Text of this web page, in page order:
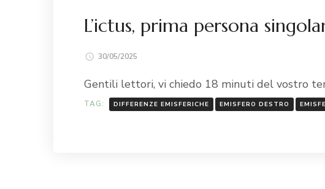
L’ictus, prima persona
30/05/2025
Gentili lettori, vi chiedo 18 minuti del vostro
TAG: DIFFERENZE EMISFERICHE EMISFERO DESTRO